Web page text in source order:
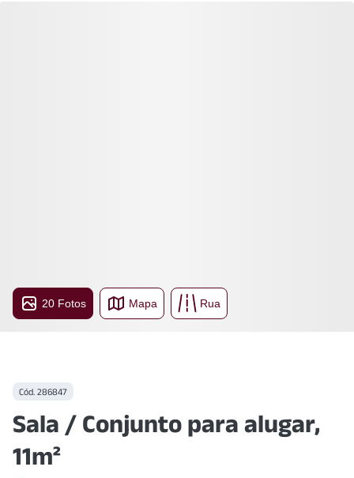
20 Fotos Mapa Rua
Cód. 286847
Sala / Conjunto para alugar,
11m²